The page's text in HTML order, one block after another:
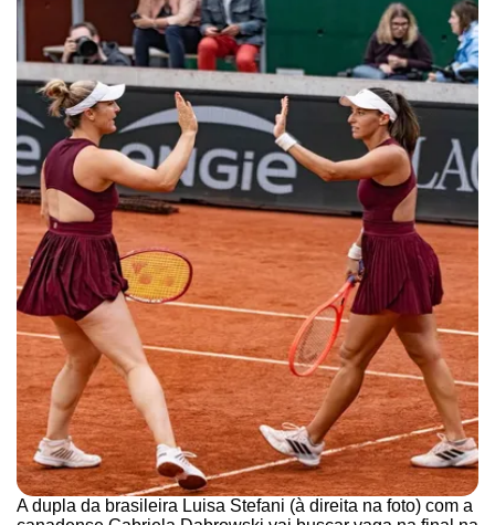
A dupla da brasileira Luisa Stefani (à direita na foto) com a